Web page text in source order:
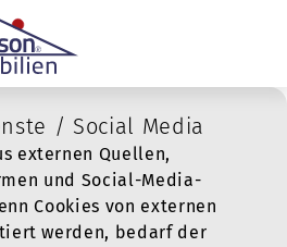
/ Social Media
externen Quellen,
und Social-Media-
Cookies von externen
werden, bedarf der